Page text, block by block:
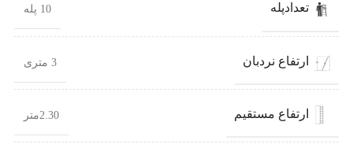
تعدادپله 10 پله
ارتفاع نردبان 3 متری
ارتفاع مستقیم 2.30متر